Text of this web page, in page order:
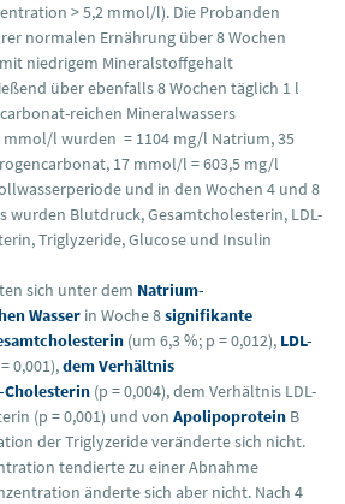
> 5,2 mmol/l). Die Probanden
normalen Ernährung über 8 Wochen
niedrigem Mineralstoffgehalt
über ebenfalls 8 Wochen täglich 1 l
reichen Mineralwassers
mmol/l wurden = 1104 mg/l Natrium, 35
17 mmol/l = 603,5 mg/l
und in den Wochen 4 und 8
wurden Blutdruck, Gesamtcholesterin, LDL-
Triglyzeride, Glucose und Insulin
sich unter dem Natrium-
Wasser in Woche 8signifikante
(um 6,3 %; p = 0,012), LDL-
0,001),dem Verhältnis
Cholesterin (p = 0,004), dem Verhältnis LDL-
(p = 0,001) und von Apolipoprotein B
der Triglyzeride veränderte sich nicht.
tendierte zu einer Abnahme
änderte sich aber nicht. Nach 4